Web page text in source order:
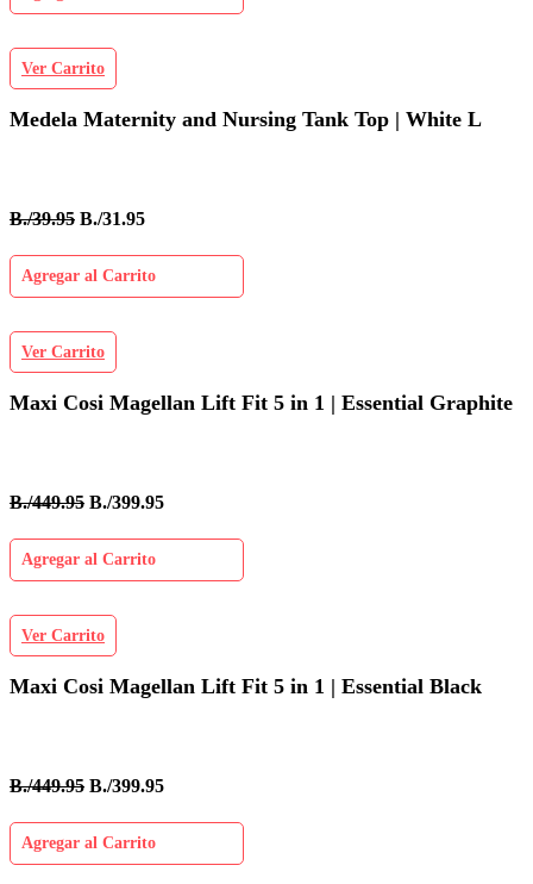
Ver Carrito
Medela Maternity and Nursing Tank Top | White L
B./39.95 B./31.95
Agregar al Carrito
Ver Carrito
Maxi Cosi Magellan Lift Fit 5 in 1 | Essential Graphite
B./449.95 B./399.95
Agregar al Carrito
Ver Carrito
Maxi Cosi Magellan Lift Fit 5 in 1 | Essential Black
B./449.95 B./399.95
Agregar al Carrito